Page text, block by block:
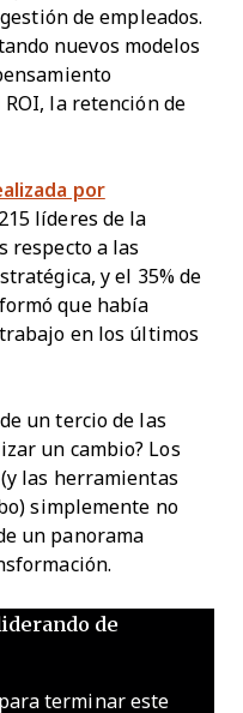
de empleados.
nuevos modelos
la retención de
por
líderes de la
respecto a las
y el 35% de
que había
en los últimos
un tercio de las
un cambio? Los
las herramientas
simplemente no
un panorama
de
terminar este